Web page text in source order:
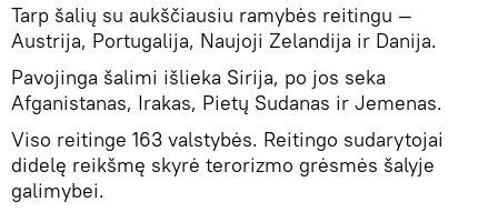
Tarp šalių su aukščiausiu ramybės reitingu —
Austrija, Portugalija, Naujoji Zelandija ir Danija.
Pavojinga šalimi išlieka Sirija, po jos seka
Afganistanas, Irakas, Pietų Sudanas ir Jemenas.
Viso reitinge 163 valstybės. Reitingo sudarytojai
didelę reikšmę skyrė terorizmo grėsmės šalyje
galimybei.